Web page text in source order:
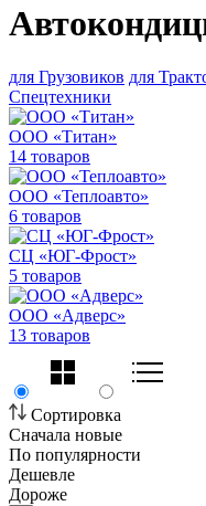
для Грузовиков для
Спецтехники
ООО «Титан»
14 товаров
ООО «Теплоавто»
6 товаров
СЦ «ЮГ-Фрост»
5 товаров
ООО «Адверс»
13 товаров
Сортировка
Сначала новые
По популярности
Дешевле
Дороже